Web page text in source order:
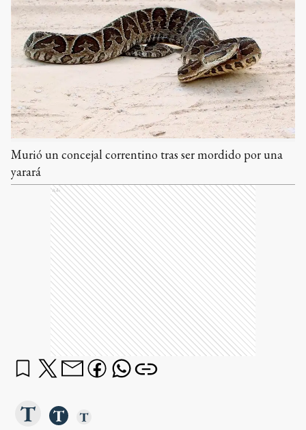
Murió un concejal correntino tras ser mordido por una
yarará
Ads